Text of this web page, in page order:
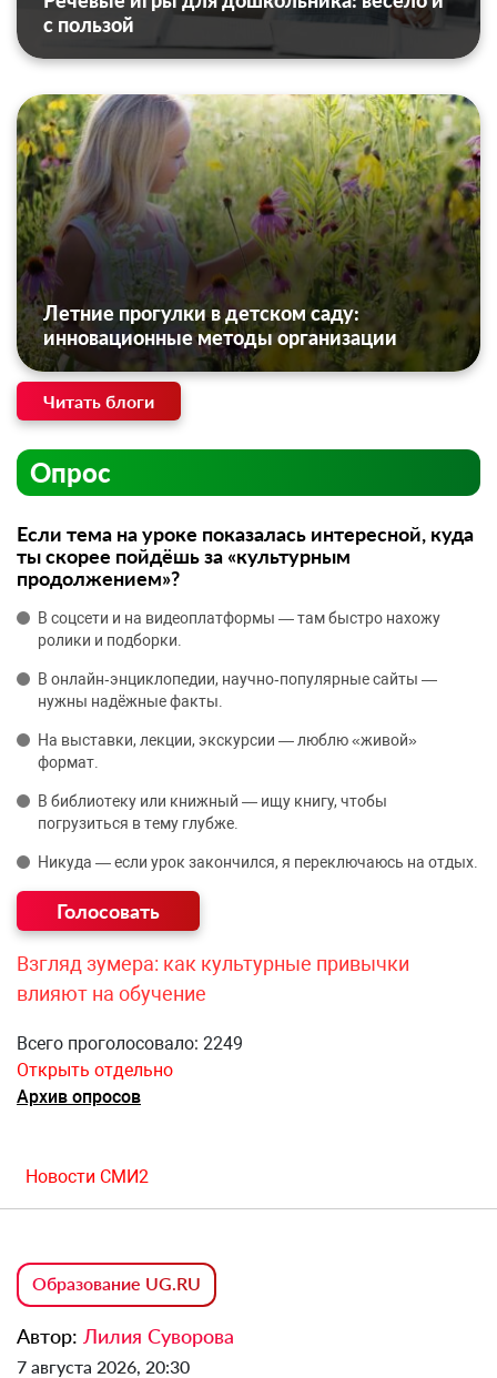
с пользой
Летние прогулки в детском саду:
инновационные методы организации
Читать блоги
Опрос
Если тема на уроке показалась интересной, куда
ты скорее пойдёшь за «культурным
продолжением»?
В соцсети и на видеоплатформы — там быстро нахожу
ролики и подборки.
В онлайн‑энциклопедии, научно‑популярные сайты —
нужны надёжные факты.
На выставки, лекции, экскурсии — люблю «живой»
формат.
В библиотеку или книжный — ищу книгу, чтобы
погрузиться в тему глубже.
Никуда — если урок закончился, я переключаюсь на отдых.
Взгляд зумера: как культурные привычки
влияют на обучение
Всего проголосовало: 2249
Открыть отдельно
Архив опросов
Новости СМИ2
Образование UG.RU
Автор: Лилия Суворова
7 августа 2026, 20:30